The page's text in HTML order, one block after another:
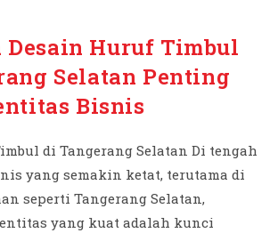
Desain Huruf Timbul
Selatan Penting
Bisnis
di Tangerang Selatan Di tengah
yang semakin ketat, terutama di
seperti Tangerang Selatan,
yang kuat adalah kunci